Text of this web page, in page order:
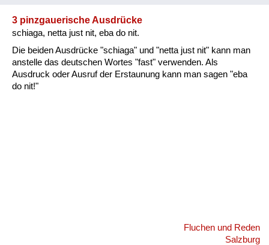
erarbeitet. ...
3 pinzgauerische Ausdrücke
schiaga, netta just nit, eba do nit.
Die beiden Ausdrücke "schiaga" und "netta just nit" kann man
anstelle das deutschen Wortes "fast" verwenden. Als
Ausdruck oder Ausruf der Erstaunung kann man sagen "eba
do nit!"
Fluchen und Reden
Salzburg